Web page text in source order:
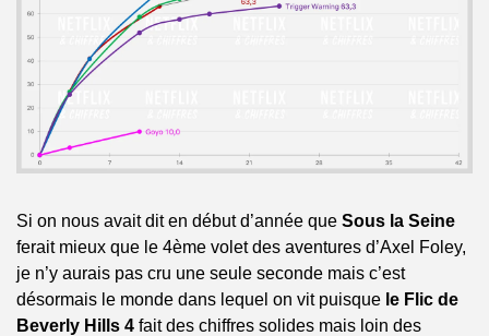
Si on nous avait dit en début d’année que Sous la Seine
ferait mieux que le 4ème volet des aventures d’Axel Foley,
je n’y aurais pas cru une seule seconde mais c’est
désormais le monde dans lequel on vit puisque le Flic de
Beverly Hills 4 fait des chiffres solides mais loin des